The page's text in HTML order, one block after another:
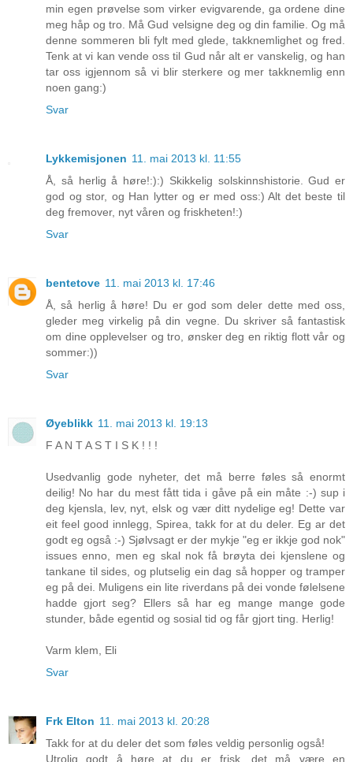
min egen prøvelse som virker evigvarende, ga ordene dine
meg håp og tro. Må Gud velsigne deg og din familie. Og må
denne sommeren bli fylt med glede, takknemlighet og fred.
Tenk at vi kan vende oss til Gud når alt er vanskelig, og han
tar oss igjennom så vi blir sterkere og mer takknemlig enn
noen gang:)
Svar
Lykkemisjonen 11. mai 2013 kl. 11:55
Å, så herlig å høre!:):) Skikkelig solskinnshistorie. Gud er
god og stor, og Han lytter og er med oss:) Alt det beste til
deg fremover, nyt våren og friskheten!:)
Svar
bentetove 11. mai 2013 kl. 17:46
Å, så herlig å høre! Du er god som deler dette med oss,
gleder meg virkelig på din vegne. Du skriver så fantastisk
om dine opplevelser og tro, ønsker deg en riktig flott vår og
sommer:))
Svar
Øyeblikk 11. mai 2013 kl. 19:13
F A N T A S T I S K ! ! !
Usedvanlig gode nyheter, det må berre føles så enormt
deilig! No har du mest fått tida i gåve på ein måte :-) sup i
deg kjensla, lev, nyt, elsk og vær ditt nydelige eg! Dette var
eit feel good innlegg, Spirea, takk for at du deler. Eg ar det
godt eg også :-) Sjølvsagt er der mykje "eg er ikkje god nok"
issues enno, men eg skal nok få brøyta dei kjenslene og
tankane til sides, og plutselig ein dag så hopper og tramper
eg på dei. Muligens ein lite riverdans på dei vonde følelsene
hadde gjort seg? Ellers så har eg mange mange gode
stunder, både egentid og sosial tid og får gjort ting. Herlig!
Varm klem, Eli
Svar
Frk Elton 11. mai 2013 kl. 20:28
Takk for at du deler det som føles veldig personlig også!
Utrolig godt å høre at du er frisk, det må være en